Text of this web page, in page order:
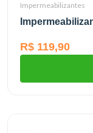
Impermeabilizantes
R$ 119,90